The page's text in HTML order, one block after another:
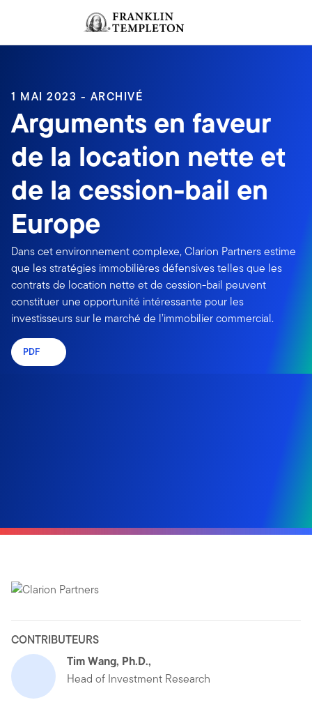
Header menu toggle
Ouverture de session
1 MAI 2023 - ARCHIVÉ
Arguments en faveur
de la location nette et
de la cession-bail en
Europe
Dans cet environnement complexe, Clarion Partners estime
que les stratégies immobilières défensives telles que les
contrats de location nette et de cession-bail peuvent
constituer une opportunité intéressante pour les
investisseurs sur le marché de l’immobilier commercial.
PDF
CONTRIBUTEURS
Tim Wang, Ph.D.,
Head of Investment Research